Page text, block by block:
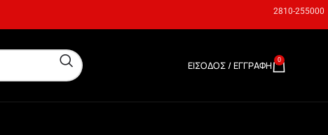
2810-255000
ΕΊΣΟΔΟΣ / ΕΓΓΡΑΦΉ 0